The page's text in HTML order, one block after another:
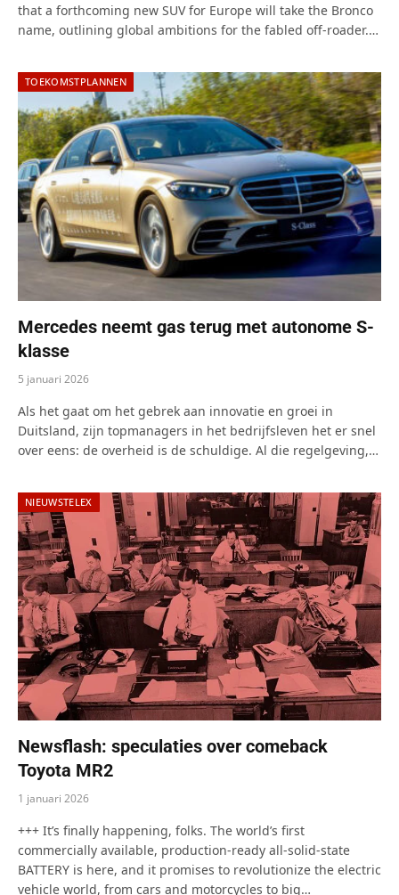
that a forthcoming new SUV for Europe will take the Bronco
name, outlining global ambitions for the fabled off-roader.…
TOEKOMSTPLANNEN
Mercedes neemt gas terug met autonome S-
klasse
5 januari 2026
Als het gaat om het gebrek aan innovatie en groei in
Duitsland, zijn topmanagers in het bedrijfsleven het er snel
over eens: de overheid is de schuldige. Al die regelgeving,…
NIEUWSTELEX
Newsflash: speculaties over comeback
Toyota MR2
1 januari 2026
+++ It’s finally happening, folks. The world’s first
commercially available, production-ready all-solid-state
BATTERY is here, and it promises to revolutionize the electric
vehicle world, from cars and motorcycles to big…